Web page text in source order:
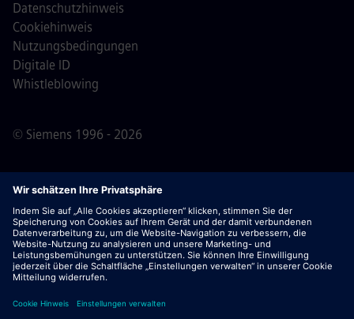
© Siemens 1996 - 2026
Datenschutzhinweis
Cookiehinweis
Nutzungsbedingungen
Digitale ID
Whistleblowing
Wichtiger Hinweis:Für alle Bewerber: Bitte beachte,
dass Siemens zu keinem Zeitpunkt – weder vor noch
während oder nach dem Bewerbungsprozess – Gebühren
verlangt. Wir fordern keine Bankdaten oder persönlichen
Finanzinformationen als Voraussetzung für eine Einstellung
scheinbar von einem Siemens-Recruiter stammen, es sei